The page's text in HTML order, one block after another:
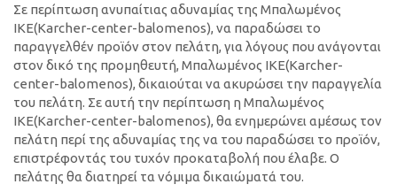
Σε περίπτωση ανυπαίτιας αδυναμίας της Μπαλωμένος
ΙΚΕ(Κarcher-center-balomenos), να παραδώσει το
παραγγελθέν προϊόν στον πελάτη, για λόγους που ανάγονται
στον δικό της προμηθευτή, Μπαλωμένος ΙΚΕ(Κarcher-
center-balomenos), δικαιούται να ακυρώσει την παραγγελία
του πελάτη. Σε αυτή την περίπτωση η Μπαλωμένος
ΙΚΕ(Κarcher-center-balomenos), θα ενημερώνει αμέσως τον
πελάτη περί της αδυναμίας της να του παραδώσει το προϊόν,
επιστρέφοντάς του τυχόν προκαταβολή που έλαβε. Ο
πελάτης θα διατηρεί τα νόμιμα δικαιώματά του.